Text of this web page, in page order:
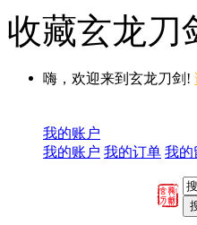
收藏玄龙刀
嗨，欢迎来到玄龙刀剑!
我的账户
我的账户 我的订单 我的